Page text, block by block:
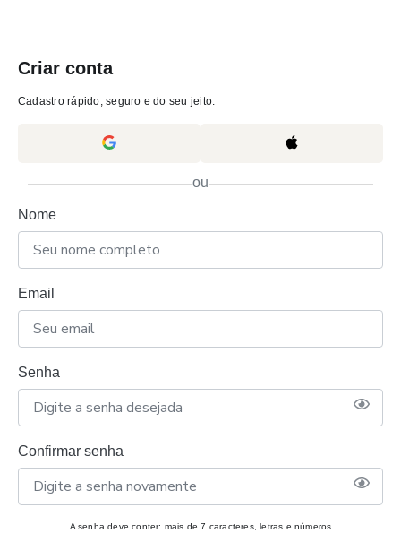
Criar conta
Cadastro rápido, seguro e do seu jeito.
ou
Nome
Email
Senha
Confirmar senha
A senha deve conter: mais de 7 caracteres, letras e números